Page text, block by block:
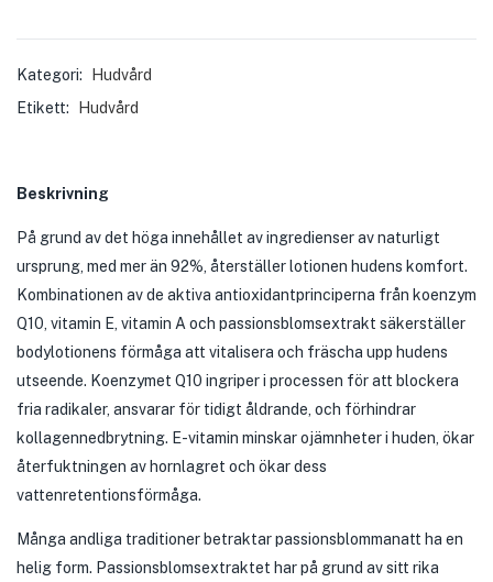
Kategori:
Hudvård
Etikett:
Hudvård
Beskrivning
På grund av det höga innehållet av ingredienser av naturligt
ursprung, med mer än 92%, återställer lotionen hudens komfort.
Kombinationen av de aktiva antioxidantprinciperna från koenzym
Q10, vitamin E, vitamin A och passionsblomsextrakt säkerställer
bodylotionens förmåga att vitalisera och fräscha upp hudens
utseende. Koenzymet Q10 ingriper i processen för att blockera
fria radikaler, ansvarar för tidigt åldrande, och förhindrar
kollagennedbrytning. E-vitamin minskar ojämnheter i huden, ökar
återfuktningen av hornlagret och ökar dess
vattenretentionsförmåga.
Många andliga traditioner betraktar passionsblommanatt ha en
helig form. Passionsblomsextraktet har på grund av sitt rika